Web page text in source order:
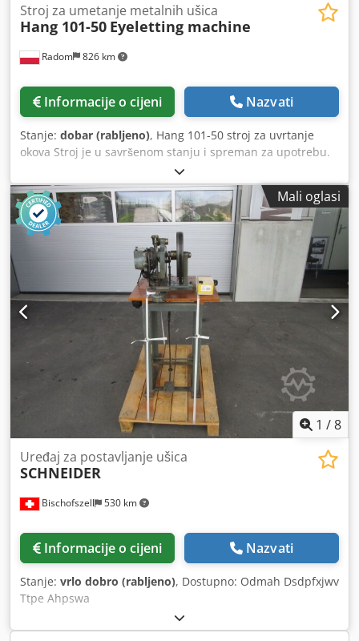
Radom 826 km
Stroj za umetanje metalnih ušica
Hang 101-50 Eyeletting machine
Informacije o cijeni Nazvati
Stanje: dobar (rabljeno), Hang 101-50 stroj za uvrtanje
okova Stroj je u savršenom stanju i spreman za upotrebu.
Tehničke specifikacije: 1 glava za uvrtanje okova (Hang 271
zakovica, promjer otvora cca 6 mm) Maksimalni kapacitet:
20 listova Napajanje: 230V Prednji i bočni graničnici
Upravljanje: nožna pedala ili ručna sklopka Stroj probuši i
učvrsti okov u jednom prolazu. Dwjdozhkh Ejpfx Ahpsa
Automatsko dodavanje okova.
Mali oglasi
1 /8
Bischofszell 530 km
Uređaj za postavljanje ušica
SCHNEIDER
Informacije o cijeni Nazvati
Stanje: vrlo dobro (rabljeno), Dostupno: Odmah Dsdpfxjwv
Ttpe Ahpswa